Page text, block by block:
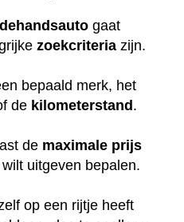
gaat
zoekcriteria zijn.
bepaald merk, het
de kilometerstand.
de maximale prijs
uitgeven bepalen.
op een rijtje heeft